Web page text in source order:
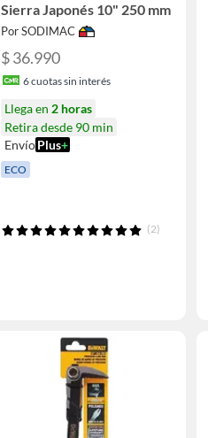
Sierra Japonés 10" 250 mm
Por SODIMAC
$ 36.990
6cuotas sin interés
Llega en 2 horas
Retira desde 90 min
EnvíoPlus+
ECO
(2)